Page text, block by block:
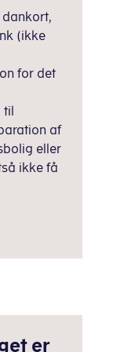
m.v.,
dræn:
opsamlingstank
udskiftning af
fx:
udskiftning af
udskiftning af
dankort,
(ikke
for det
af
eller
ikke få
er